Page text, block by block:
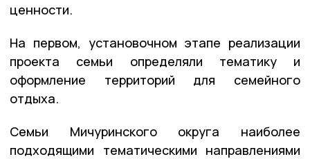
ценности.
На первом, установочном этапе реализации
проекта семьи определяли тематику и
оформление территорий для семейного
отдыха.
Семьи Мичуринского округа наиболее
подходящими тематическими направлениями